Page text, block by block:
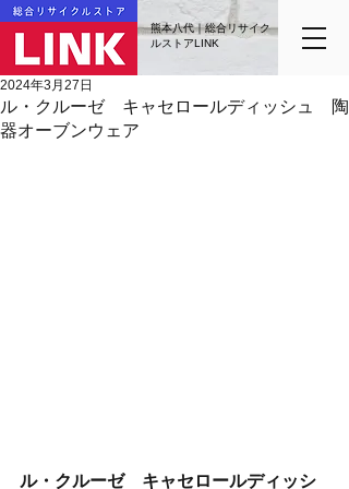
熊本八代｜総合リサイク
ルストアLINK
ル・クルーゼ キャセロールディッシュ 陶
器オーブンウェア
2024年3月27日
ル・クルーゼ　キャセロールディッシ